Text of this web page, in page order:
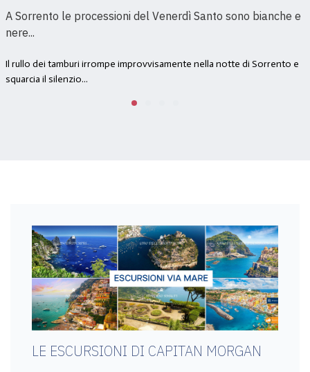
A Sorrento le processioni del Venerdì Santo sono bianche e
nere...
Il rullo dei tamburi irrompe improvvisamente nella notte di Sorrento e
squarcia il silenzio...
LE ESCURSIONI DI CAPITAN MORGAN